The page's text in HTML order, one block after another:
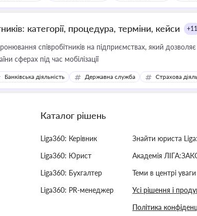
категорії, процедура, терміни, кейси +11
співробітників на підприємствах, який
сферах під час мобілізації
Банківська діяльність Державна служба Страхова
Каталог рішень
Liga360: Керівник
Liga360: Юрист
Liga360: Бухгалтер
Liga360: PR-менеджер
Знайти юриста
Академія
Теми в центрі уваги
Усі рішення і
Політика